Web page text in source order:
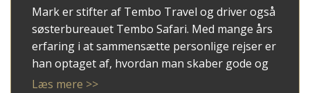
Mark er stifter af Tembo Travel og driver også
søsterbureauet Tembo Safari. Med mange års
erfaring i at sammensætte personlige rejser er
han optaget af, hvordan man skaber gode og
meningsfulde ferieforløb – uden stress og med
Læs mere >>